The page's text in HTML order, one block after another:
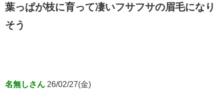
葉っぱが枝に育って凄いフサフサの眉毛になり
そう
名無しさん 26/02/27(金)